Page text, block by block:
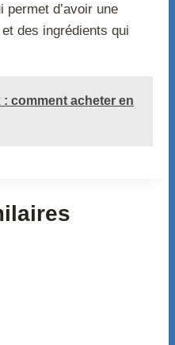
d’avoir une
des ingrédients qui
: comment acheter en